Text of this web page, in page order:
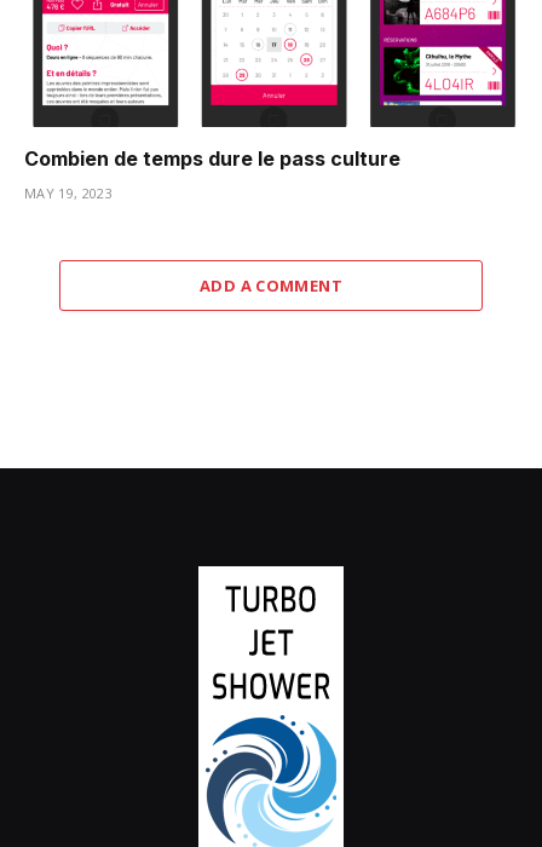
Combien de temps dure le pass culture
MAY 19, 2023
ADD A COMMENT